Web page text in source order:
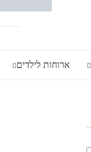
ארוחות לילדים